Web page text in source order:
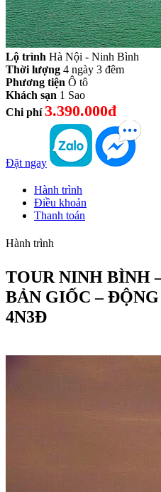
Lộ trình Hà Nội - Ninh Bình
Thời lượng 4 ngày 3 đêm
Phương tiện Ô tô
Khách sạn 1 Sao
Chi phí 3.390.000đ
Đặt ngay
Hành trình
Điều khoản
Thanh toán
Hành trình
TOUR NINH BÌNH
BẢN GIỐC –
4N3Đ